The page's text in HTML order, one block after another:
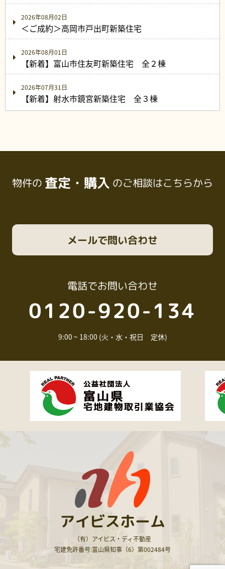
2026年08月02日
＜ご成約＞高岡市戸出町新築住宅
2026年08月01日
【新着】富山市住友町新築住宅 全２棟
2026年07月31日
【新着】射水市鏡宮新築住宅 全３棟
物件の 査定・購入 のご相談はこちらから
電話でお問い合わせ
0120-920-134
9:00 ~ 18:00 (火・水・祝日 定休)
メールで問い合わせ
アイビスホーム
（有）アイビス・ディ不動産
宅建免許番号:富山県知事（6）第002484号